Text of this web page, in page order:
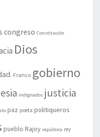
congreso Constitución
Dios
Franco gobierno
indignados justicia
paz poeta politiqueros
pueblo Rajoy república rey